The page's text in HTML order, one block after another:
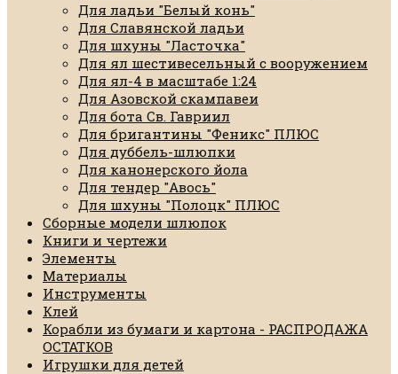
Для ладьи "Белый конь"
Для Славянской ладьи
Для шхуны "Ласточка"
Для ял шестивесельный с вооружением
Для ял-4 в масштабе 1:24
Для Азовской скампавеи
Для бота Св. Гавриил
Для бригантины "Феникс" ПЛЮС
Для дуббель-шлюпки
Для канонерского йола
Для тендер "Авось"
Для шхуны "Полоцк" ПЛЮС
Сборные модели шлюпок
Книги и чертежи
Элементы
Материалы
Инструменты
Клей
Корабли из бумаги и картона - РАСПРОДАЖА
ОСТАТКОВ
Игрушки для детей